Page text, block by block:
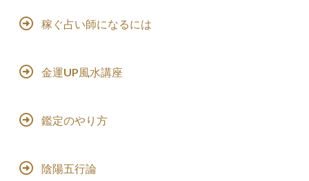
稼ぐ占い師になるには
金運UP風水講座
鑑定のやり方
陰陽五行論